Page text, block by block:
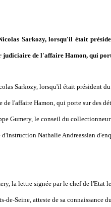
Sarkozy, lorsqu'il était
judiciaire de l'affaire Hamon, qui
Sarkozy, lorsqu'il était président
de l'affaire Hamon, qui porte sur des
Gumery, le conseil du collectionneur
d'instruction Nathalie Andreassian
la lettre signée par le chef de l'Etat
de-Seine, atteste de sa connaissance